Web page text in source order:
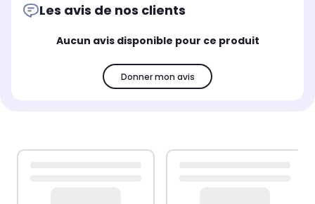
Les avis de nos clients
Aucun avis disponible pour ce produit
Donner mon avis